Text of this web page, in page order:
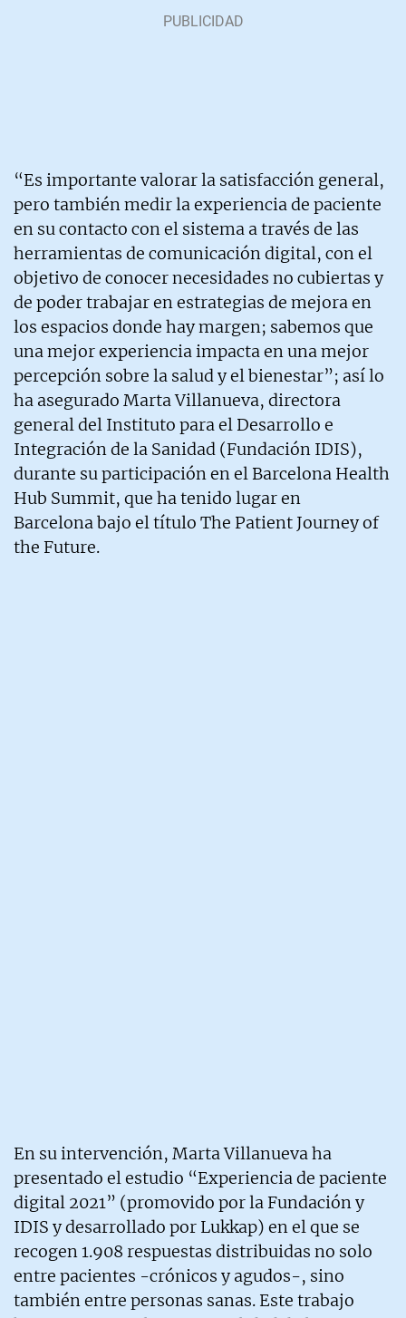
“Es importante valorar la satisfacción general,
pero también medir la experiencia de paciente
en su contacto con el sistema a través de las
herramientas de comunicación digital, con el
objetivo de conocer necesidades no cubiertas y
de poder trabajar en estrategias de mejora en
los espacios donde hay margen; sabemos que
una mejor experiencia impacta en una mejor
percepción sobre la salud y el bienestar”; así lo
ha asegurado Marta Villanueva, directora
general del Instituto para el Desarrollo e
Integración de la Sanidad (Fundación IDIS),
durante su participación en el Barcelona Health
Hub Summit, que ha tenido lugar en
Barcelona bajo el título The Patient Journey of
the Future.
En su intervención, Marta Villanueva ha
presentado el estudio “Experiencia de paciente
digital 2021” (promovido por la Fundación y
IDIS y desarrollado por Lukkap) en el que se
recogen 1.908 respuestas distribuidas no solo
entre pacientes -crónicos y agudos-, sino
también entre personas sanas. Este trabajo